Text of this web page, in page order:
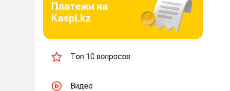
Платежи на
Kaspi.kz
Топ 10 вопросов
Видео